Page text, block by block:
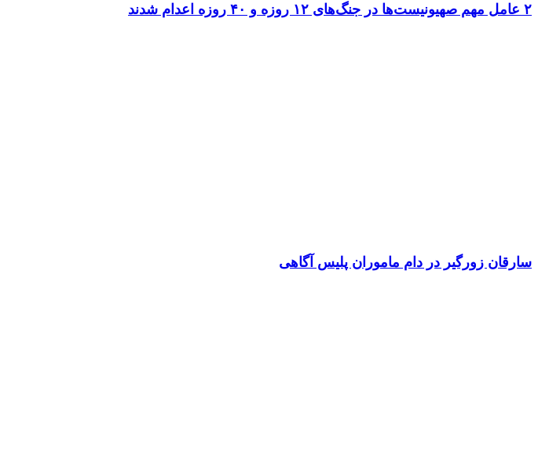
۲ عامل مهم صهیونیست‌ها در جنگ‌های ۱۲ روزه و ۴۰ روزه اعدام شدند
سارقان زورگیر در دام ماموران پلیس آگاهی